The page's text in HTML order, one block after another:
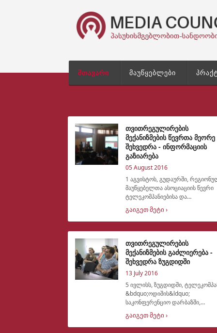
მთავარი მაუწყებლები
თვითრეგულირების
მექანიზმების წევრთა მეორე
შეხვედრა - ინფორმაციის
გაზიარება
05 August 2016
1 აგვისტოს, გუდაურში,
მაუწყებელთა ასოციაციის წევრი
ტელეკომპანიებისა და
თვითრეგულირების საბჭოების
წევრთა მორიგი შეხვდრა
გაიმართა. შეხვედრის მონაწილეებს
კიდევ ერთხელ მიეწოდათ
ინფორმაცია თვით
გაიგეთ მეტი ›
თვითრეგულირების
მექანიზმების გაძლიერება -
შეხვედრა ზუგდიდში
13 July 2016
5 ივლისს, ზუგდიდში,
&bdquo;ოდიშის&ldquo;
საკონფერენციო დარბაზში,
პროექტის,
&bdquo;თვითრეგულირების
მექანიზმების გაძლიერება
გაიგეთ მეტი ›